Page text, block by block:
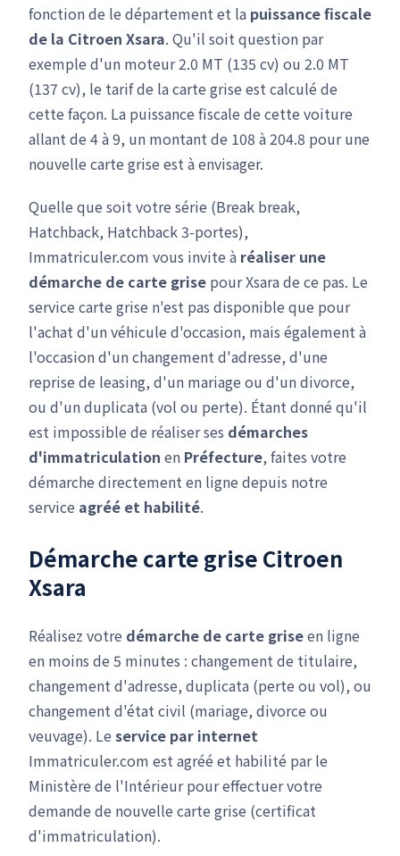
fonction de le département et la puissance fiscale
de la Citroen Xsara. Qu'il soit question par
exemple d'un moteur 2.0 MT (135 cv) ou 2.0 MT
(137 cv), le tarif de la carte grise est calculé de
cette façon. La puissance fiscale de cette voiture
allant de 4 à 9, un montant de 108 à 204.8 pour une
nouvelle carte grise est à envisager.
Quelle que soit votre série (Break break,
Hatchback, Hatchback 3-portes),
Immatriculer.com vous invite à réaliser une
démarche de carte grise pour Xsara de ce pas. Le
service carte grise n'est pas disponible que pour
l'achat d'un véhicule d'occasion, mais également à
l'occasion d'un changement d'adresse, d'une
reprise de leasing, d'un mariage ou d'un divorce,
ou d'un duplicata (vol ou perte). Étant donné qu'il
est impossible de réaliser ses démarches
d'immatriculation en Préfecture, faites votre
démarche directement en ligne depuis notre
service agréé et habilité.
Démarche carte grise Citroen
Xsara
Réalisez votre démarche de carte griseen ligne
en moins de 5 minutes : changement de titulaire,
changement d'adresse, duplicata (perte ou vol), ou
changement d'état civil (mariage, divorce ou
veuvage). Le service par internet
Immatriculer.com est agréé et habilité par le
Ministère de l'Intérieur pour effectuer votre
demande de nouvelle carte grise (certificat
d'immatriculation).